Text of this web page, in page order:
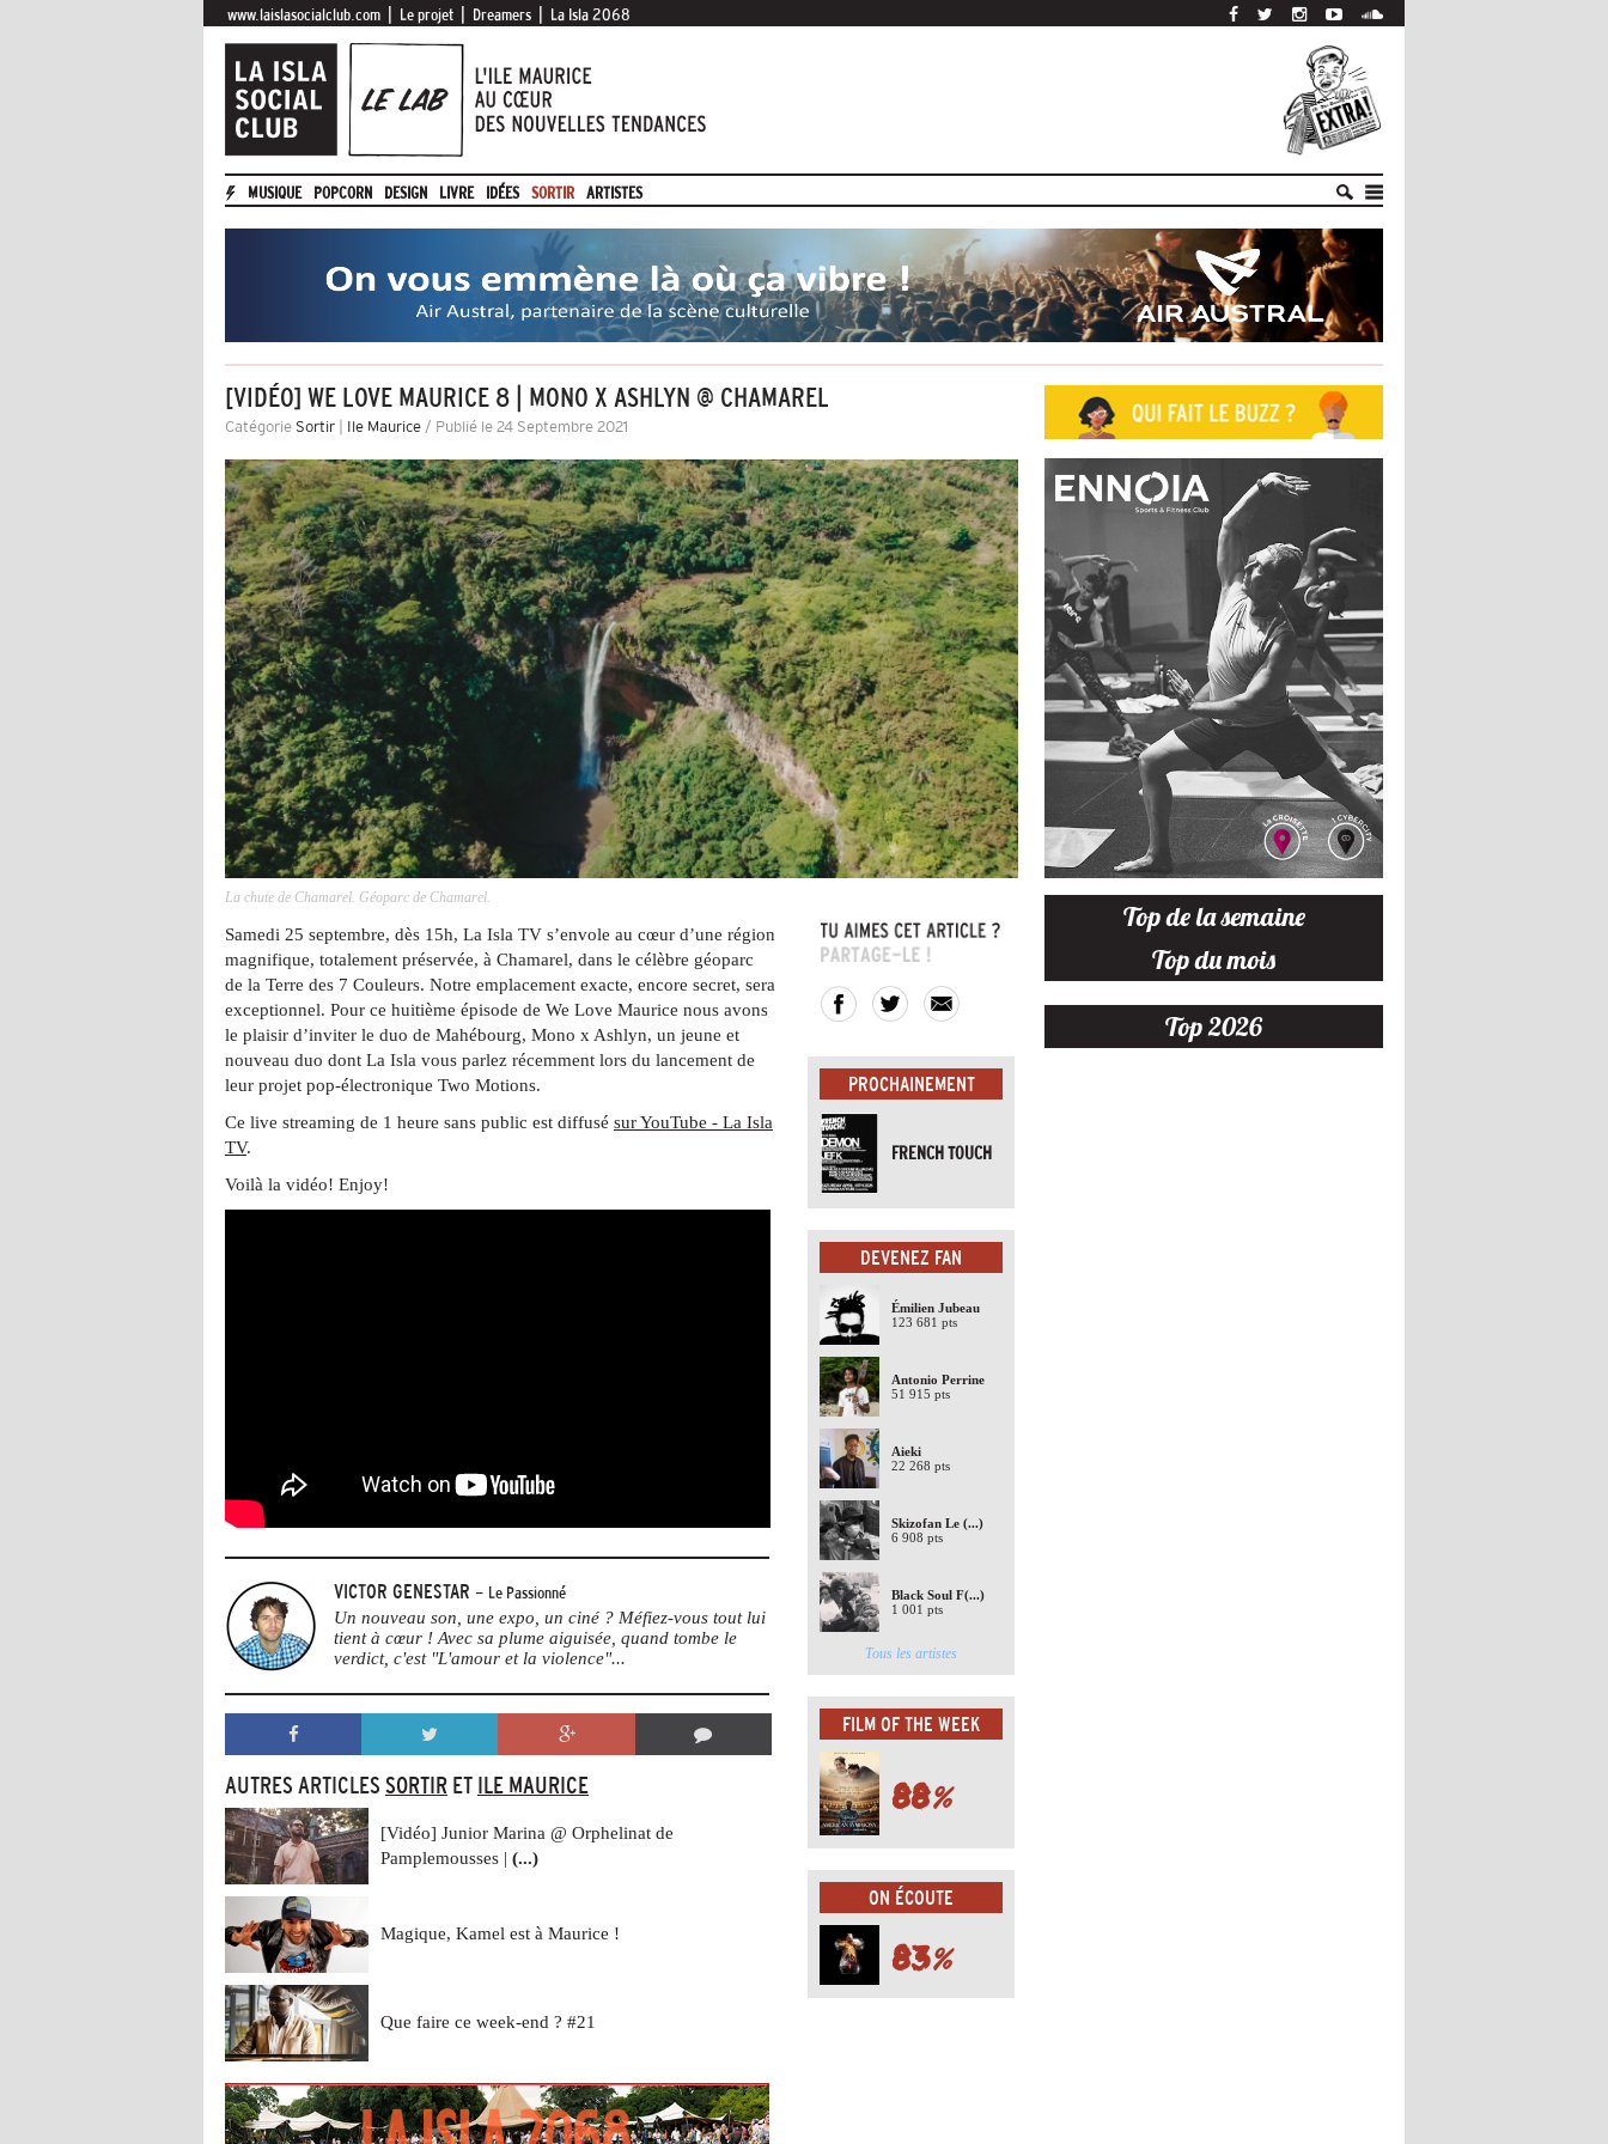
www.laislasocialclub.com Le projet Dreamers La Isla 2068
MUSIQUE POPCORN DESIGN LIVRE IDÉES SORTIR ARTISTES
[VIDÉO] WE LOVE MAURICE 8 | MONO X ASHLYN @ CHAMAREL
Catégorie Sortir Ile Maurice / Publié le 24 Septembre 2021
La chute de Chamarel. Géoparc de Chamarel.
Samedi 25 septembre, dès 15h, La Isla TV s’envole au cœur d’une région
magnifique, totalement préservée, à Chamarel, dans le célèbre géoparc
de la Terre des 7 Couleurs. Notre emplacement exacte, encore secret, sera
exceptionnel. Pour ce huitième épisode de We Love Maurice nous avons
le plaisir d’inviter le duo de Mahébourg, Mono x Ashlyn, un jeune et
nouveau duo dont La Isla vous parlez récemment lors du lancement de
leur projet pop-électronique Two Motions.
Ce live streaming de 1 heure sans public est diffusé sur YouTube - La Isla
TV.
Voilà la vidéo! Enjoy!
VICTOR GENESTAR - Le Passionné
Un nouveau son, une expo, un ciné ? Méfiez-vous tout lui
tient à cœur ! Avec sa plume aiguisée, quand tombe le
verdict, c'est "L'amour et la violence"...
AUTRES ARTICLES SORTIR ET ILE MAURICE
[Vidéo] Junior Marina @ Orphelinat de
Pamplemousses | (...)
Magique, Kamel est à Maurice !
Que faire ce week-end ? #21
PROCHAINEMENT
FRENCH TOUCH
DEVENEZ FAN
Émilien Jubeau
123 681 pts
Antonio Perrine
51 915 pts
Aieki
22 268 pts
Skizofan Le (...)
6 908 pts
Black Soul F(...)
1 001 pts
Tous les artistes
FILM OF THE WEEK
88%
ON ÉCOUTE
83%
Top de la semaine
Top du mois
Top 2026